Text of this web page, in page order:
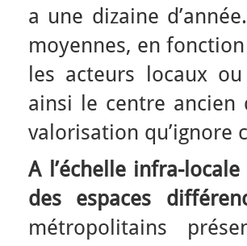
a une dizaine
moyennes, en
les acteurs locaux
ainsi le centre ancien
valorisation qu’ignore
A l’échelle infra-
des espaces
métropolitains